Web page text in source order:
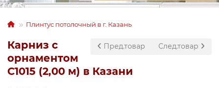
Плинтус потолочный в г. Казань
Пред.товар След.товар
Карниз с
орнаментом
C1015 (2,00 м) в Казани